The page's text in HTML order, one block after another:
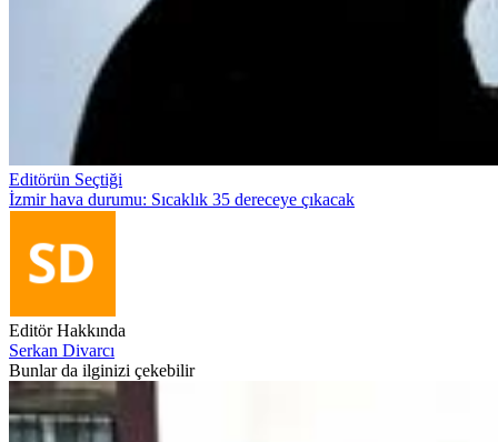
Editörün Seçtiği
İzmir hava durumu: Sıcaklık 35 dereceye çıkacak
Editör Hakkında
Serkan Divarcı
Bunlar da ilginizi çekebilir